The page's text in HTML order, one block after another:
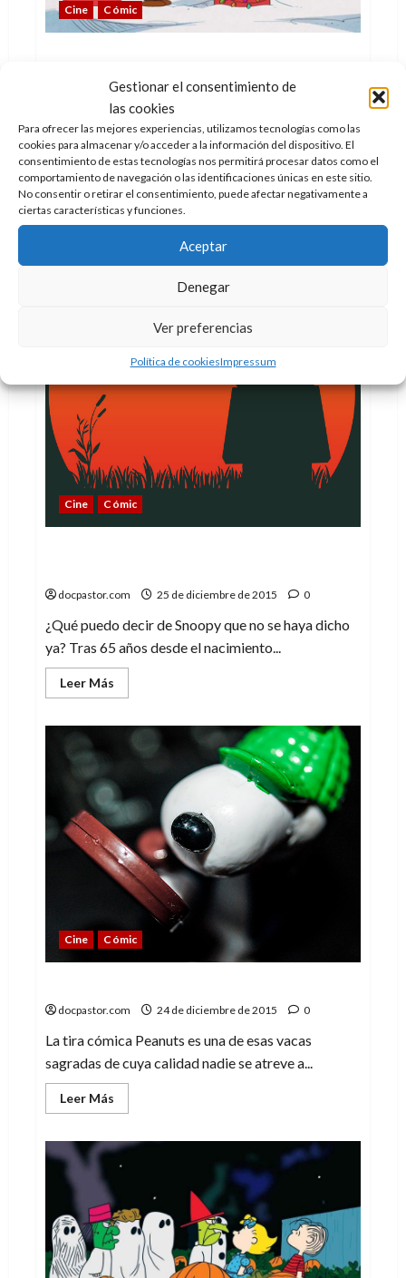
Gestionar el consentimiento de
las cookies
Para ofrecer las mejores experiencias, utilizamos tecnologías como las
cookies para almacenar y/o acceder a la información del dispositivo. El
consentimiento de estas tecnologías nos permitirá procesar datos como el
comportamiento de navegación o las identificaciones únicas en este sitio.
No consentir o retirar el consentimiento, puede afectar negativamente a
ciertas características y funciones.
Aceptar
Denegar
Ver preferencias
Política de cookiesImpressum
Cine Cómic
25 de diciembre de 2015 0
Sí, Snoopy tiene hermanos, ¿o acaso conocéis
alguna camada con solo un miembro?
Leer MásLeer
más
acerca
de
Los
Cine Cómic
docpastor.com 25 de diciembre de 2015 0
¿Qué puedo decir de Snoopy que no se haya dicho
ya? Tras 65 años desde el nacimiento...
Leer Más
más
amor
Schulz
por
Peanuts
(y,
claro,
Snoopy)
Cine Cómic
docpastor.com 24 de diciembre de 2015 0
La tira cómica Peanuts es una de esas vacas
sagradas de cuya calidad nadie se atreve a...
Leer Más
más
Por
gusta
«Peanuts»